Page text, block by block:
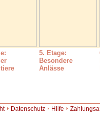
5. Etage:
Besondere
Anlässe
Datenschutz Hilfe